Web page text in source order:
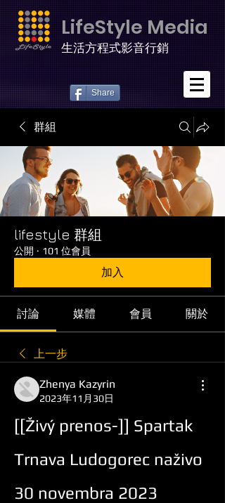
LifeStyle Media
生活方程式影音行銷
Share
群組
lifestyle 群組
公開 · 101 位會員
加入
討論 媒體 會員 關於
上一步
Zhenya Kazyrin
2023年11月30日
[[Živý prenos-]] Spartak
Trnava Ludogorec naživo
30 novembra 2023